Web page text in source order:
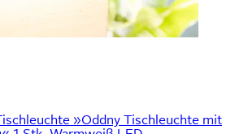
»Oddny Tischleuchte mit